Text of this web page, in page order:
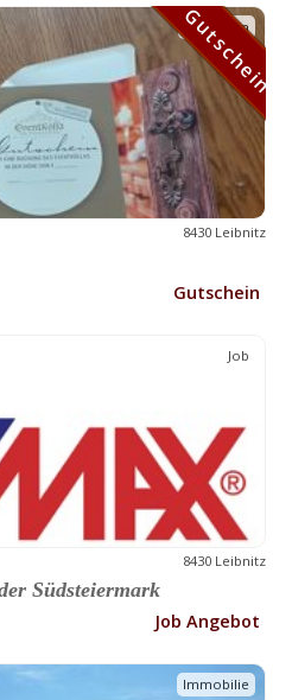
Gutschein
8430 Leibnitz
Gutschein
Gutschein
Job
8430 Leibnitz
Südsteiermark
Job Angebot
Immobilie